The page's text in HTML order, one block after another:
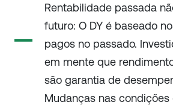
Rentabilidade passada
futuro: O DY é baseado
pagos no passado.
em mente que
são garantia de
Mudanças nas condições